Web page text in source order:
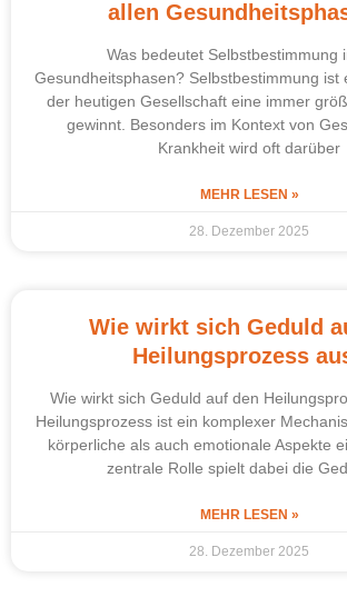
allen
Was bedeutet Selbstbestimmung
Gesundheitsphasen? Selbstbestimmung ist
der heutigen Gesellschaft eine immer
gewinnt. Besonders im Kontext von
Krankheit wird oft darüber
MEHR LESEN »
28. Dezember 2025
Wie wirkt sich Geduld
Heilungsprozess
Wie wirkt sich Geduld auf den
Heilungsprozess ist ein komplexer
körperliche als auch emotionale Aspekte
zentrale Rolle spielt dabei die
MEHR LESEN »
28. Dezember 2025